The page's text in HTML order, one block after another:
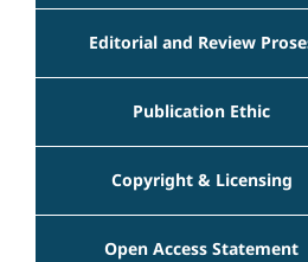
Editorial and Review
Publication Ethic
Copyright & Licensing
Open Access Statement